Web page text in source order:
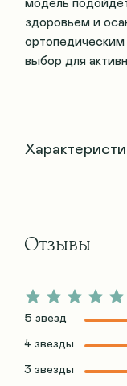
модель
здоровьем и
выбор для
Отзывы
5 звезд
4 звезды
3 звезды